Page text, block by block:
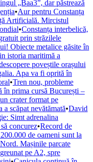
„Baa3”, dar păstrează
•Aur pentru Constanța
Artificială. Mircistul
•Constanța interbelică,
prin străzilele
Obiecte metalice găsite în
istoria maritimă a
poveștile orașului
Apa va fi oprită în
•Tren nou, probleme
în prima cursă București –
crater format pe
scăpat nevătămată•David
Simt adrenalina
concurez•Record de
de oameni sunt la
Mașinile parcate
pe A2, spre